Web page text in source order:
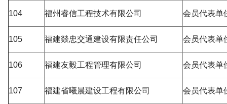
104 福州睿信工程技术有限公司 会员代表单
105 福建燚忠交通建设有限责任公司 会员代表单
106 福建友毅工程管理有限公司 会员代表单
107 福建省曦晨建设工程有限公司 会员代表单